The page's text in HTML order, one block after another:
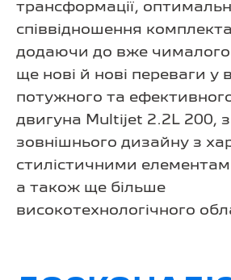
трансформації,
співвідношення
додаючи до вже чималого
ще нові й нові переваги у
потужного та
двигуна Multijet 2.2L 200,
зовнішнього дизайну з
стилістичними
а також ще більше
високотехнологічного